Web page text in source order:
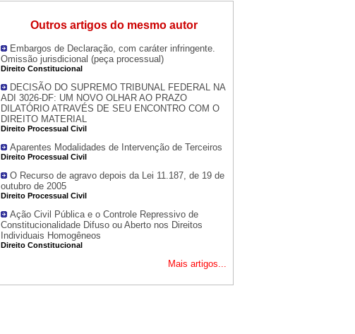
Outros artigos do mesmo autor
Embargos de Declaração, com caráter infringente.
Omissão jurisdicional (peça processual)
Direito Constitucional
DECISÃO DO SUPREMO TRIBUNAL FEDERAL NA
ADI 3026-DF: UM NOVO OLHAR AO PRAZO
DILATÓRIO ATRAVÉS DE SEU ENCONTRO COM O
DIREITO MATERIAL
Direito Processual Civil
Aparentes Modalidades de Intervenção de Terceiros
Direito Processual Civil
O Recurso de agravo depois da Lei 11.187, de 19 de
outubro de 2005
Direito Processual Civil
Ação Civil Pública e o Controle Repressivo de
Constitucionalidade Difuso ou Aberto nos Direitos
Individuais Homogêneos
Direito Constitucional
Mais artigos...